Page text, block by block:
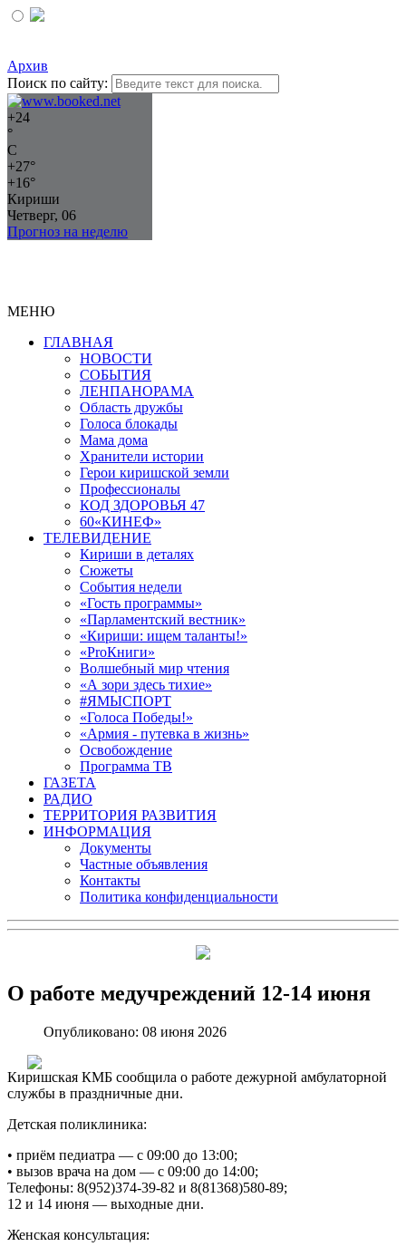
Архив
Поиск по сайту:
+24
°
C
+27°
+16°
Кириши
Четверг, 06
Прогноз на неделю
МЕНЮ
ГЛАВНАЯ
НОВОСТИ
СОБЫТИЯ
ЛЕНПАНОРАМА
Область дружбы
Голоса блокады
Мама дома
Хранители истории
Герои киришской земли
Профессионалы
КОД ЗДОРОВЬЯ 47
60«КИНЕФ»
ТЕЛЕВИДЕНИЕ
Кириши в деталях
Сюжеты
События недели
«Гость программы»
«Парламентский вестник»
«Кириши: ищем таланты!»
«ProКниги»
Волшебный мир чтения
«А зори здесь тихие»
#ЯМЫСПОРТ
«Голоса Победы!»
«Армия - путевка в жизнь»
Освобождение
Программа ТВ
ГАЗЕТА
РАДИО
ТЕРРИТОРИЯ РАЗВИТИЯ
ИНФОРМАЦИЯ
Документы
Частные объявления
Контакты
Политика конфиденциальности
О работе медучреждений 12-14 июня
Опубликовано: 08 июня 2026
Киришская КМБ сообщила о работе дежурной амбулаторной
службы в праздничные дни.
Детская поликлиника:
• приём педиатра — с 09:00 до 13:00;
• вызов врача на дом — с 09:00 до 14:00;
Телефоны: 8(952)374‑39‑82 и 8(81368)580‑89;
12 и 14 июня — выходные дни.
Женская консультация: